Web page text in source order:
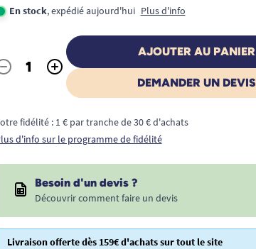
En stock, expédié aujourd'hui Plus d'info
- +
AJOUTER AU PANIER
DEMANDER UN DEVIS
fidélité : 1 € par tranche de 30 € d'achats
d'info sur le programme de fidélité
Besoin d'un devis ?
Découvrir comment faire un devis
Livraison offerte dès 159€ d'achats sur tout le site